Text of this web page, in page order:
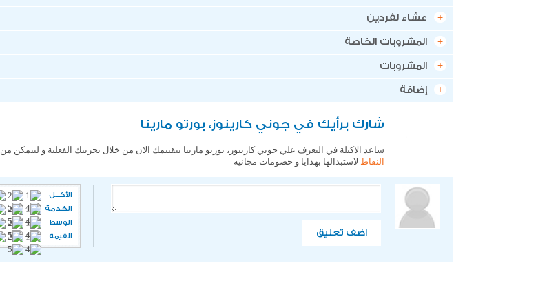
عشاء لفردين
المشروبات الخاصة
المشروبات
إضافة
شارك برأيك في جوني كارينوز، بورتو مارينا
ساعد الاكيلة في التعرف علي جوني كارينوز، بورتو مارينا بتقييمك الان من خلال تجربتك الفعلية و لتتمكن من
النقاط لاستبدالها بهدايا و خصومات مجانية
اضف تعليق
الأكـــل
الخدمة
الوسط
القيمة